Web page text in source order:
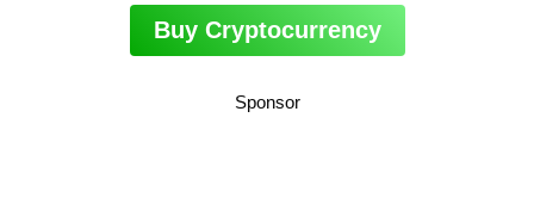
Buy Cryptocurrency
Sponsor